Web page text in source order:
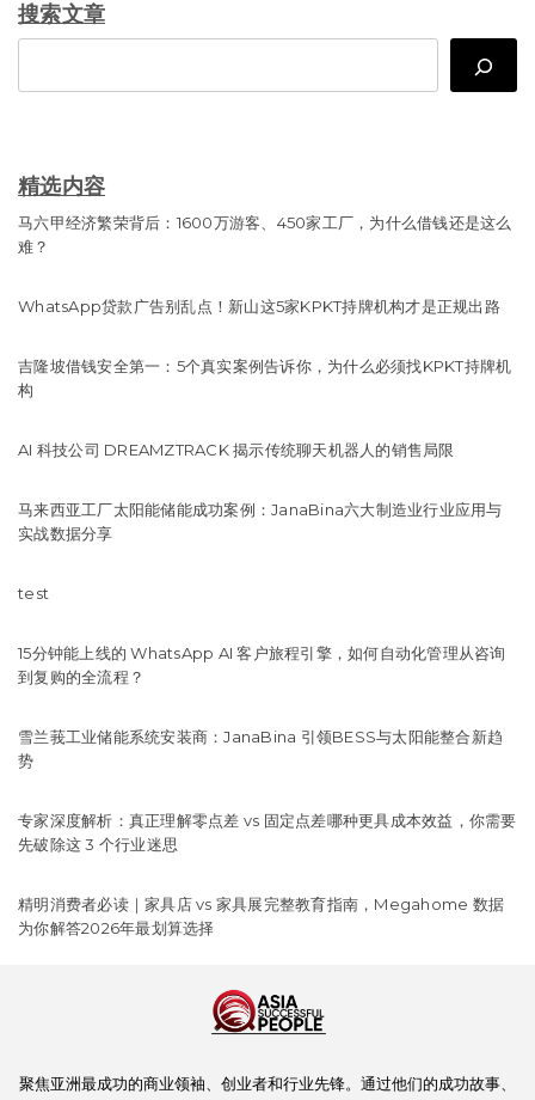
搜索文章
精选内容
马六甲经济繁荣背后：1600万游客、450家工厂，为什么借钱还是这么
难？
WhatsApp贷款广告别乱点！新山这5家KPKT持牌机构才是正规出路
吉隆坡借钱安全第一：5个真实案例告诉你，为什么必须找KPKT持牌机
构
AI 科技公司 DREAMZTRACK 揭示传统聊天机器人的销售局限
马来西亚工厂太阳能储能成功案例：JanaBina六大制造业行业应用与
实战数据分享
test
15分钟能上线的 WhatsApp AI 客户旅程引擎，如何自动化管理从咨询
到复购的全流程？
雪兰莪工业储能系统安装商：JanaBina 引领BESS与太阳能整合新趋
势
专家深度解析：真正理解零点差 vs 固定点差哪种更具成本效益，你需要
先破除这 3 个行业迷思
精明消费者必读｜家具店 vs 家具展完整教育指南，Megahome 数据
为你解答2026年最划算选择
聚焦亚洲最成功的商业领袖、创业者和行业先锋。通过他们的成功故事、